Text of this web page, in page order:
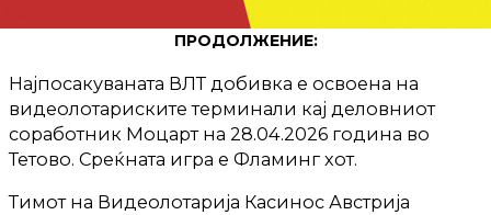
ПРОДОЛЖЕНИЕ:
Најпосакуваната ВЛТ добивка е освоена на
видеолотариските терминали кај деловниот
соработник Моцарт на 28.04.2026 година во
Тетово. Среќната игра е Фламинг хот.
Тимот на Видеолотарија Касинос Австрија